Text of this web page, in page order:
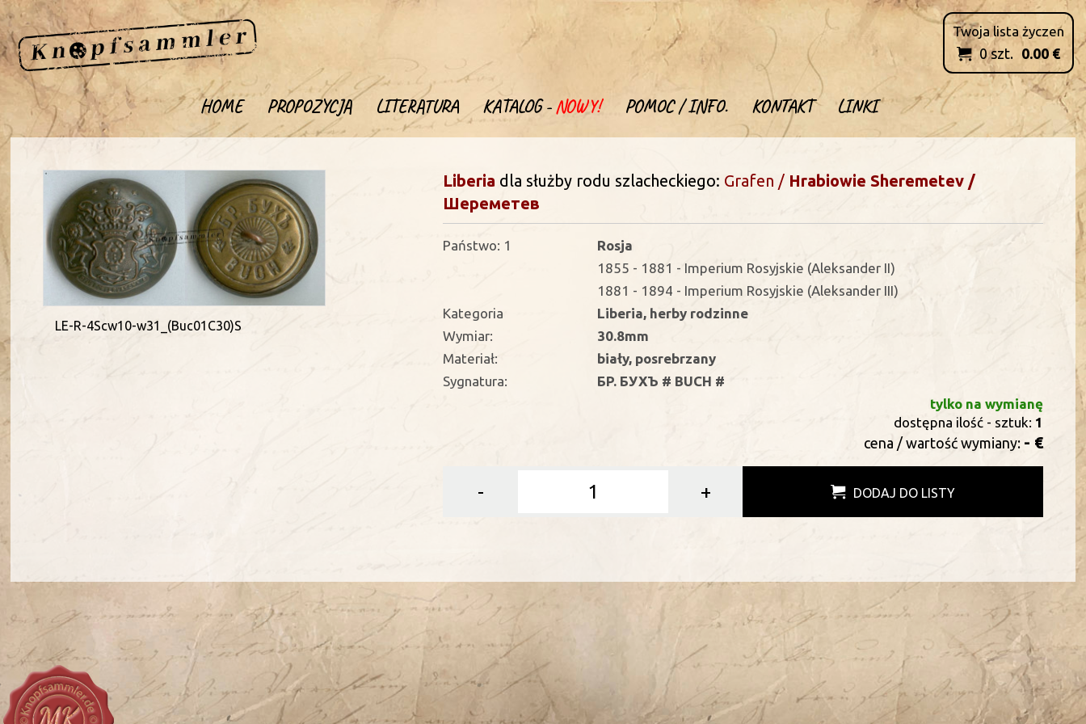
HOME PROPOZYCJA LITERATURA KATALOG -NOWY! POMOC / INFO. KONTAKT LINKI
Twoja lista życzen
 0szt. 0.00 €
LE-R-4Scw10-w31_(Buc01C30)S
Liberia dla służby rodu szlacheckiego: Grafen / Hrabiowie Sheremetev /
Шереметев
Państwo: 1
Rosja
1855 - 1881 - Imperium Rosyjskie (Aleksander II)
1881 - 1894 - Imperium Rosyjskie (Aleksander III)
Kategoria
Liberia, herby rodzinne
Wymiar:
30.8mm
Materiał:
biały, posrebrzany
Sygnatura:
БP. БУХЪ # BUCH #
tylko na wymianę
dostępna ilość - sztuk: 1
cena / wartość wymiany: - €
- + DODAJ DO LISTY